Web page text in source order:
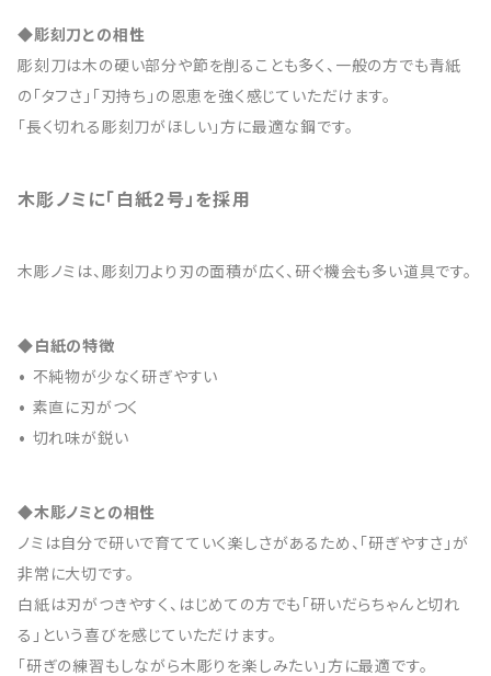
◆彫刻刀との相性
彫刻刀は木の硬い部分や節を削ることも多く、一般の方でも青紙
の「タフさ」「刃持ち」の恩恵を強く感じていただけます。
「長く切れる彫刻刀がほしい」方に最適な鋼です。
木彫ノミに「白紙2号」を採用
木彫ノミは、彫刻刀より刃の面積が広く、研ぐ機会も多い道具です。
◆白紙の特徴
• 不純物が少なく研ぎやすい
• 素直に刃がつく
• 切れ味が鋭い
◆木彫ノミとの相性
ノミは自分で研いで育てていく楽しさがあるため、「研ぎやすさ」が
非常に大切です。
白紙は刃がつきやすく、はじめての方でも「研いだらちゃんと切れ
る」という喜びを感じていただけます。
「研ぎの練習もしながら木彫りを楽しみたい」方に最適です。